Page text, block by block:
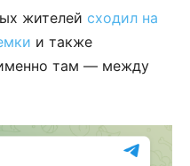
жителей сходил на
и также
там — между